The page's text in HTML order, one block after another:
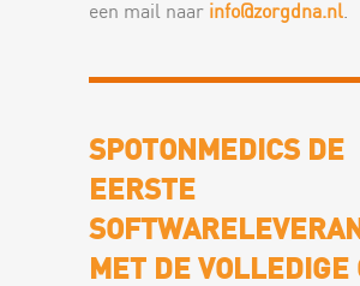
een mail naar info@zorgdna.nl.
SPOTONMEDICS DE
EERSTE
MET DE VOLLEDIGE